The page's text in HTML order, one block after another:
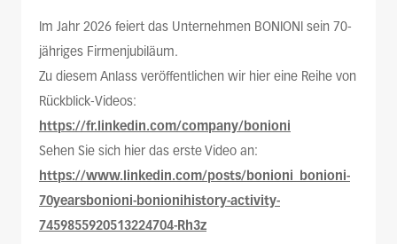
Im Jahr 2026 feiert das Unternehmen BONIONI sein 70-
jähriges Firmenjubiläum.
Zu diesem Anlass veröffentlichen wir hier eine Reihe von
Rückblick-Videos:
https://fr.linkedin.com/company/bonioni
Sehen Sie sich hier das erste Video an:
https://www.linkedin.com/posts/bonioni_bonioni-
70yearsbonioni-bonionihistory-activity-
7459855920513224704-Rh3z